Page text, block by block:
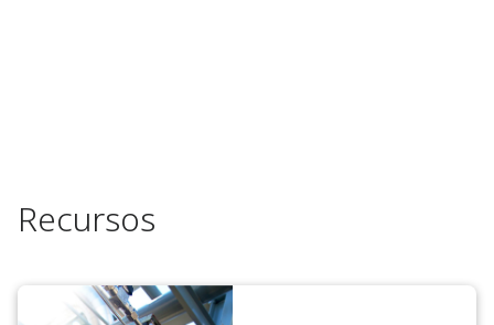
Recursos